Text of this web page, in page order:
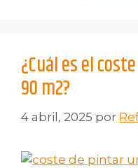
¿Cuál es el
90 m2?
4 abril, 2025 por